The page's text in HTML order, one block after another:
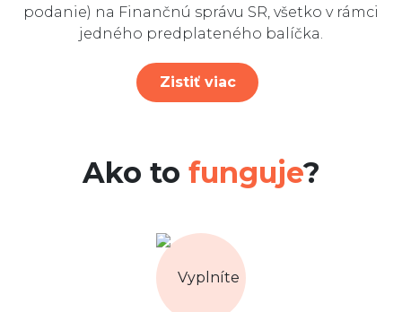
podanie) na Finančnú správu SR, všetko v rámci
jedného predplateného balíčka.
Zistiť viac
Ako to funguje?